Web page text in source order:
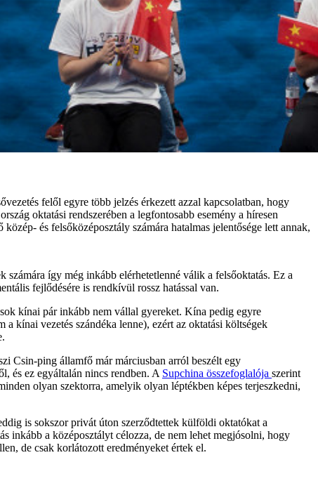
felől egyre több jelzés érkezett azzal kapcsolatban, hogy
oktatási rendszerében a legfontosabb esemény a híresen
és felsőközéposztály számára hatalmas jelentősége lett annak,
így még inkább elérhetetlenné válik a felsőoktatás. Ez a
fejlődésére is rendkívül rossz hatással van.
kínai pár inkább nem vállal gyereket. Kína pedig egyre
kínai vezetés szándéka lenne), ezért az oktatási költségek
Csin-ping államfő már márciusban arról beszélt egy
és ez egyáltalán nincs rendben. A Supchina összefoglalója szerint
olyan szektorra, amelyik olyan léptékben képes terjeszkedni,
is sokszor privát úton szerződtettek külföldi oktatókat a
inkább a középosztályt célozza, de nem lehet megjósolni, hogy
de csak korlátozott eredményeket értek el.